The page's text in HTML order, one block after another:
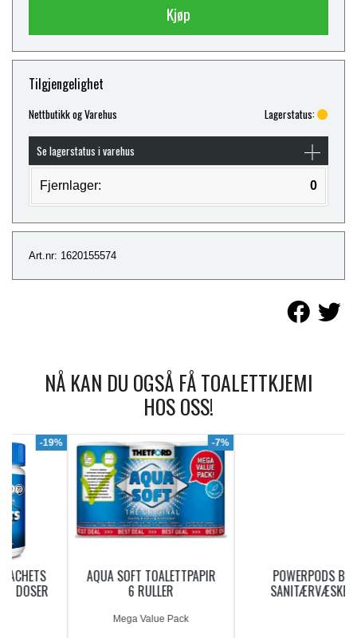
Kjøp
Tilgjengelighet
Nettbutikk og Varehus Lagerstatus:
Se lagerstatus i varehus
Fjernlager: 0
Art.nr: 1620155574
NÅ KAN DU OGSÅ FÅ TOALETTKJEMI
HOS OSS!
-7%
AQUA SOFT TOALETTPAPIR
Mega Value Pack
POWERPODS BLUE
SANITÆRVÆSKE 20